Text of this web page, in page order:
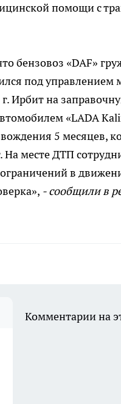
помощи с
бензовоз «DAF»
под управлением
Ирбит на
«LADA
5 месяцев,
На месте ДТП
в
- сообщили в
Комментарии на